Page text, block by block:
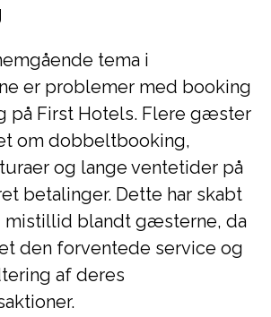
tema i
er problemer med booking
på First Hotels. Flere gæster
om dobbeltbooking,
og lange ventetider på
betalinger. Dette har skabt
mistillid blandt gæsterne, da
den forventede service og
af deres